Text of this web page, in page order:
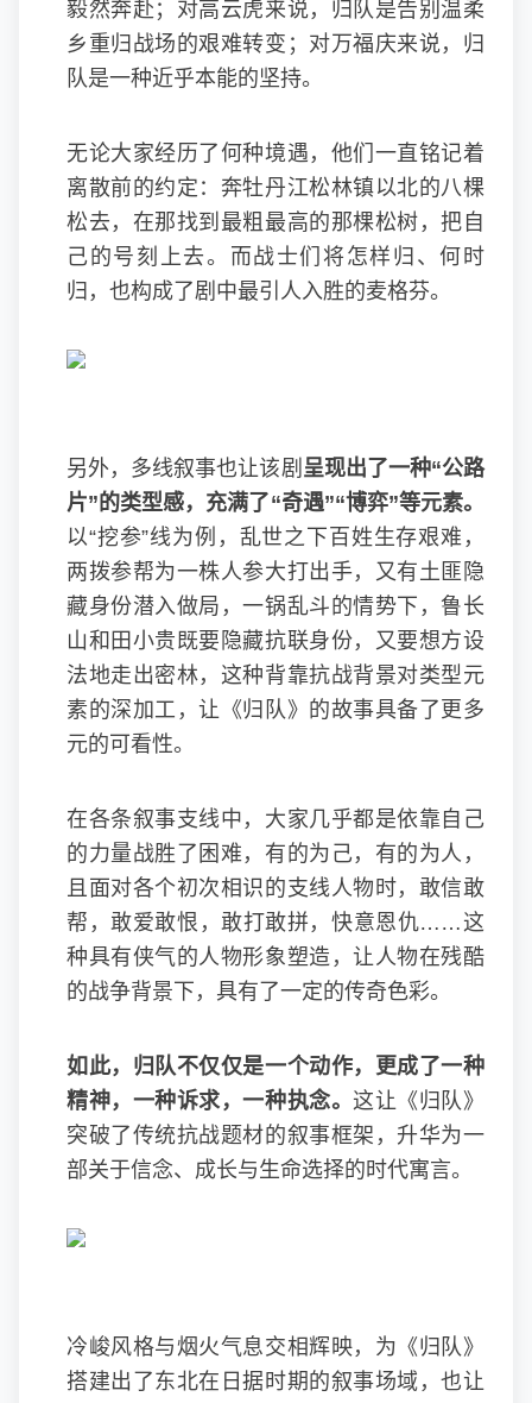
毅然奔赴；对高云虎来说，归队是告别温柔
乡重归战场的艰难转变；对万福庆来说，归
队是一种近乎本能的坚持。
无论大家经历了何种境遇，他们一直铭记着
离散前的约定：奔牡丹江松林镇以北的八棵
松去，在那找到最粗最高的那棵松树，把自
己的号刻上去。而战士们将怎样归、何时
归，也构成了剧中最引人入胜的麦格芬。
另外，多线叙事也让该剧 呈现出了一种“公路
片” 的类型感，充满了 “奇遇”“博弈”等元素。
以“挖参”线为例，乱世之下百姓生存艰难，
两拨参帮为一株人参大打出手，又有土匪隐
藏身份潜入做局，一锅乱斗的情势下，鲁长
山和田小贵既要隐藏抗联身份，又要想方设
法地走出密林，这种背靠抗战背景对类型元
素的深加工，让《归队》的故事具备了更多
元的可看性。
在各条叙事支线中，大家几乎都是依靠自己
的力量战胜了困难，有的为己，有的为人，
且面对各个初次相识的支线人物时，敢信敢
帮，敢爱敢恨，敢打敢拼，快意恩仇……这
种具有侠气的人物形象塑造，让人物在残酷
的战争背景下，具有了一定的传奇色彩。
如此，归队不仅仅是一个动作，更成了一种
精神，一种诉求，一种执念。 这让《归队》
突破了传统抗战题材的叙事框架，升华为一
部关于信念、成长与生命选择的时代寓言。
冷峻风格与烟火气息交相辉映，为《归队》
搭建出了东北在日据时期的叙事场域，也让